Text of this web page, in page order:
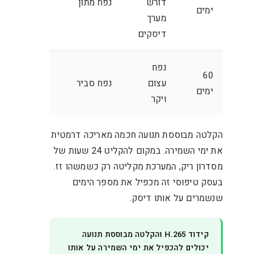
ימים
מערך
דיסקים
60
ימים
נפח
עצום
ויקר
נפח סביר
הקלטה מבוססת תנועה חכמה מאריכה דרמטית
את ימי השמירה. במקום להקליט 24 שעות של
מסדרון ריק, המערכת מקליטה רק כשמשהו זז.
בעסק טיפוסי זה מכפיל את מספר הימים
שנשמרים על אותו דיסק.
קידוד H.265 והקלטה מבוססת תנועה
יכולים להכפיל את ימי השמירה על אותו